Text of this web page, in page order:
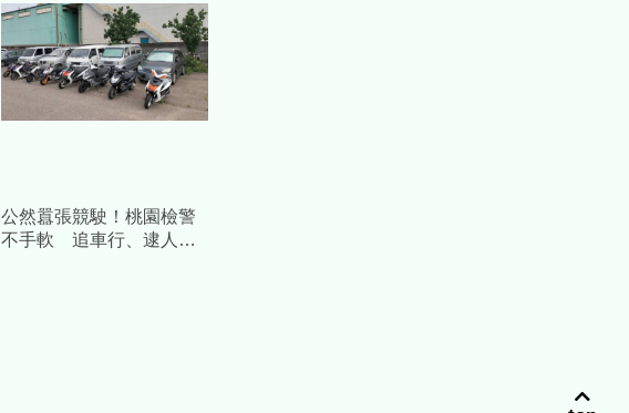
公然囂張競駛！桃園檢警
不手軟 追車行、逮人、